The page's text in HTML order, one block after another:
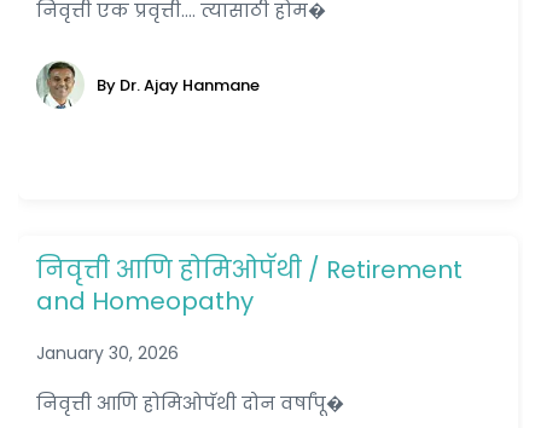
निवृत्ती एक प्रवृत्ती.... त्यासाठी होम�
By Dr. Ajay Hanmane
निवृत्ती आणि होमिओपॅथी / Retirement
and Homeopathy
January 30, 2026
निवृत्ती आणि होमिओपॅथी दोन वर्षांपू�